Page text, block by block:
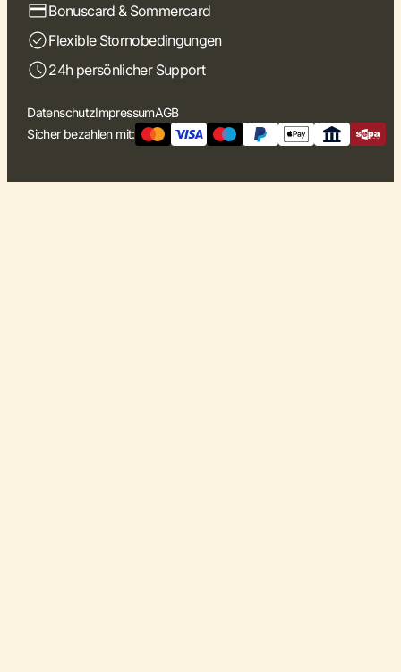
Bonuscard & Sommercard
Flexible Stornobedingungen
24h persönlicher Support
DatenschutzImpressumAGB
Sicher bezahlen mit: